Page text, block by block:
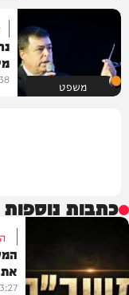
משפט
כתבות נוספות